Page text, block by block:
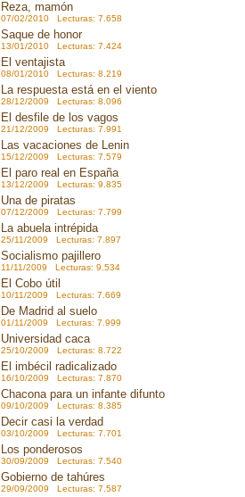
Reza, mamón
07/02/2010 Lecturas: 7.658
Saque de honor
13/01/2010 Lecturas: 7.424
El ventajista
08/01/2010 Lecturas: 8.219
La respuesta está en el viento
28/12/2009 Lecturas: 8.096
El desfile de los vagos
21/12/2009 Lecturas: 7.991
Las vacaciones de Lenin
15/12/2009 Lecturas: 7.579
El paro real en España
13/12/2009 Lecturas: 9.835
Una de piratas
07/12/2009 Lecturas: 7.799
La abuela intrépida
25/11/2009 Lecturas: 7.897
Socialismo pajillero
11/11/2009 Lecturas: 9.534
El Cobo útil
10/11/2009 Lecturas: 7.669
De Madrid al suelo
01/11/2009 Lecturas: 7.999
Universidad caca
25/10/2009 Lecturas: 8.722
El imbécil radicalizado
16/10/2009 Lecturas: 7.870
Chacona para un infante difunto
09/10/2009 Lecturas: 8.385
Decir casi la verdad
03/10/2009 Lecturas: 7.701
Los ponderosos
30/09/2009 Lecturas: 7.540
Gobierno de tahúres
29/09/2009 Lecturas: 7.587